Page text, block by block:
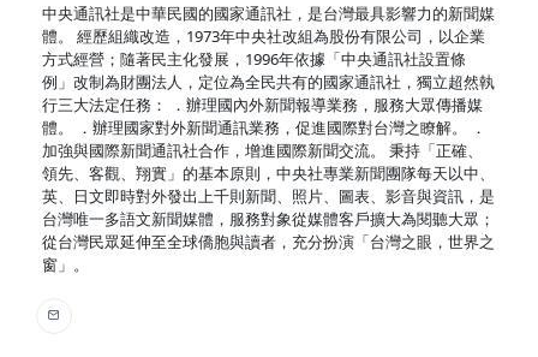
中央通訊社是中華民國的國家通訊社，是台灣最具影響力的新聞媒
體。 經歷組織改造，1973年中央社改組為股份有限公司，以企業
方式經營；隨著民主化發展，1996年依據「中央通訊社設置條
例」改制為財團法人，定位為全民共有的國家通訊社，獨立超然執
行三大法定任務： ．辦理國內外新聞報導業務，服務大眾傳播媒
體。 ．辦理國家對外新聞通訊業務，促進國際對台灣之瞭解。 ．
加強與國際新聞通訊社合作，增進國際新聞交流。 秉持「正確、
領先、客觀、翔實」的基本原則，中央社專業新聞團隊每天以中、
英、日文即時對外發出上千則新聞、照片、圖表、影音與資訊，是
台灣唯一多語文新聞媒體，服務對象從媒體客戶擴大為閱聽大眾；
從台灣民眾延伸至全球僑胞與讀者，充分扮演「台灣之眼，世界之
窗」。